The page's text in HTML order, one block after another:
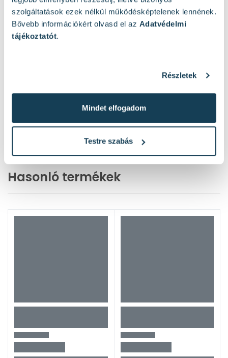
szolgáltatások ezek nélkül működésképtelenek lennének.
Bővebb információkért olvasd el az Adatvédelmi
tájékoztatót.
Részletek
Mindet elfogadom
Testre szabás
Hasonló termékek